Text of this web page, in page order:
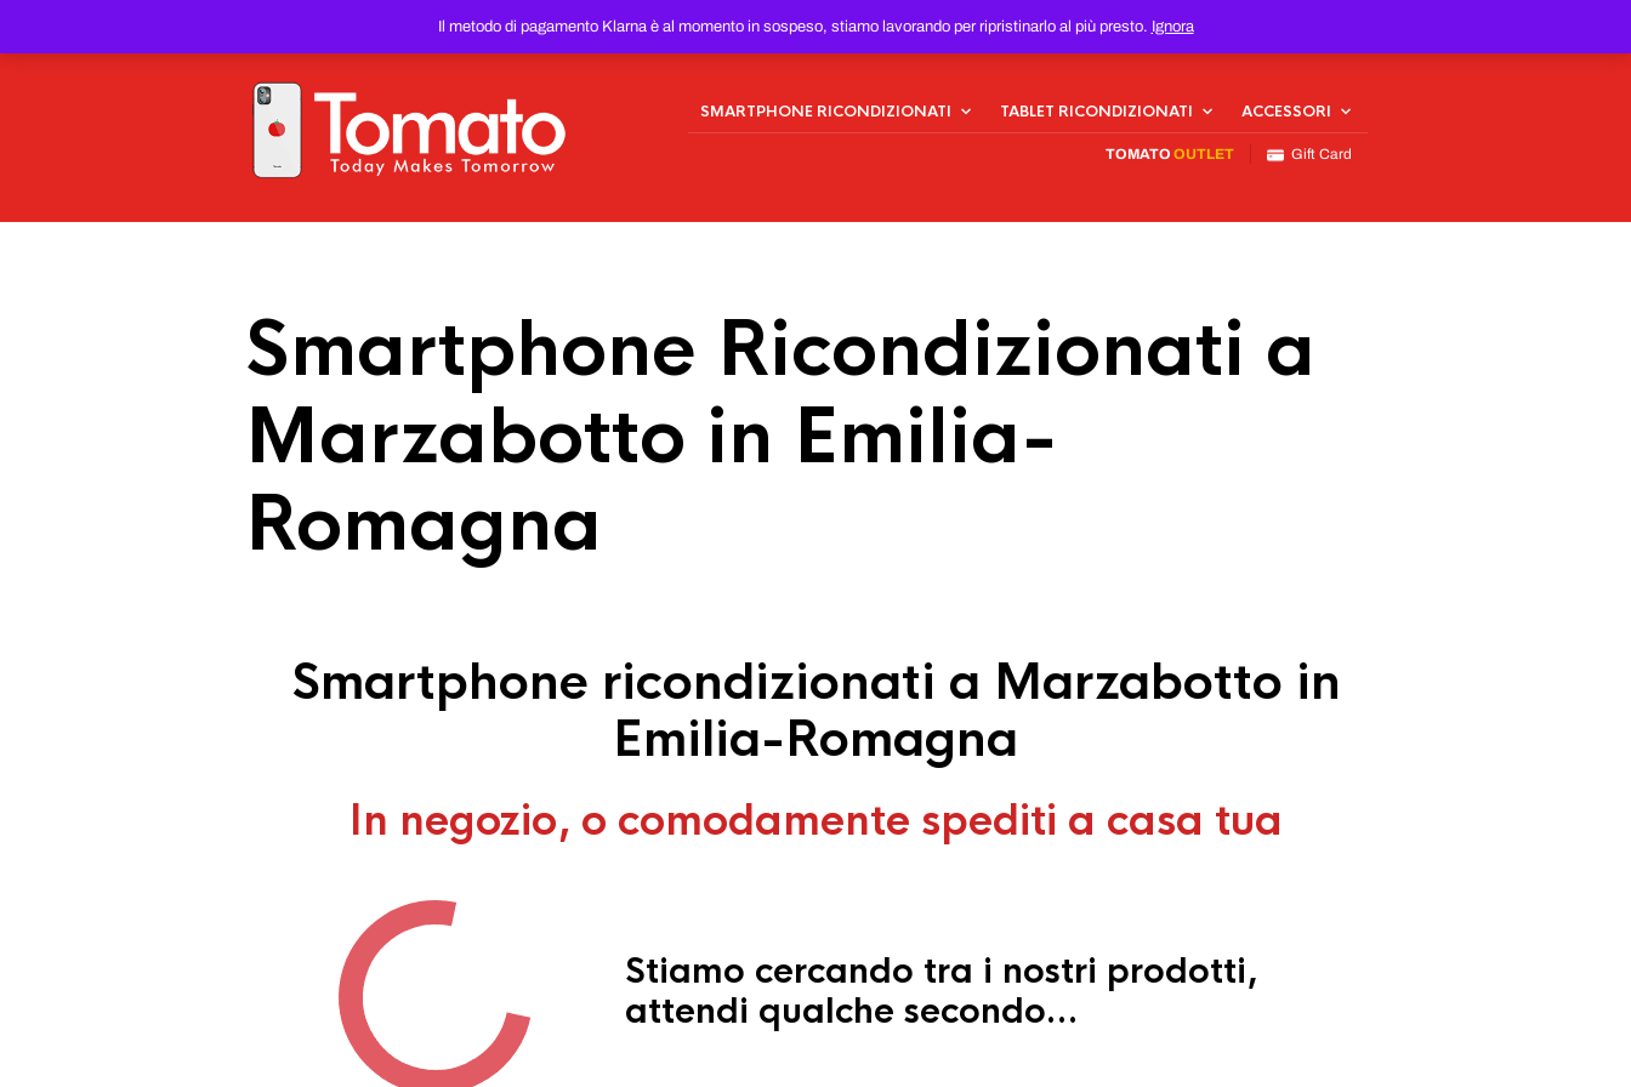
Il metodo di pagamento Klarna è al momento in sospeso, stiamo lavorando per ripristinarlo al più presto. Ignora
PREZZO DEL WEB!
SMARTPHONE RICONDIZIONATI TABLET RICONDIZIONATI ACCESSORI
TOMATO OUTLET Gift Card
Smartphone Ricondizionati a
Marzabotto in Emilia-
Romagna
Smartphone ricondizionati a Marzabotto in
Emilia-Romagna
In negozio, o comodamente spediti a casa tua
Stiamo cercando tra i nostri prodotti,
attendi qualche secondo…